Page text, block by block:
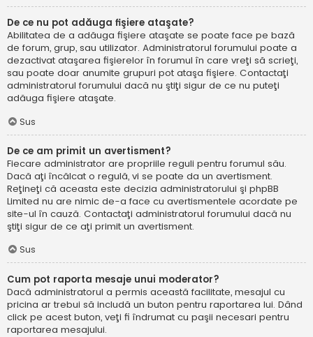
De ce nu pot adăuga fişiere ataşate?
Abilitatea de a adăuga fişiere ataşate se poate face pe bază
de forum, grup, sau utilizator. Administratorul forumului poate a
dezactivat ataşarea fişierelor în forumul în care vreţi să scrieţi,
sau poate doar anumite grupuri pot ataşa fişiere. Contactaţi
administratorul forumului dacă nu ştiţi sigur de ce nu puteţi
adăuga fişiere ataşate.
Sus
De ce am primit un avertisment?
Fiecare administrator are propriile reguli pentru forumul său.
Dacă aţi încălcat o regulă, vi se poate da un avertisment.
Reţineţi că aceasta este decizia administratorului şi phpBB
Limited nu are nimic de-a face cu avertismentele acordate pe
site-ul în cauză. Contactaţi administratorul forumului dacă nu
ştiţi sigur de ce aţi primit un avertisment.
Sus
Cum pot raporta mesaje unui moderator?
Dacă administratorul a permis această facilitate, mesajul cu
pricina ar trebui să includă un buton pentru raportarea lui. Dând
click pe acest buton, veţi fi îndrumat cu paşii necesari pentru
raportarea mesajului.